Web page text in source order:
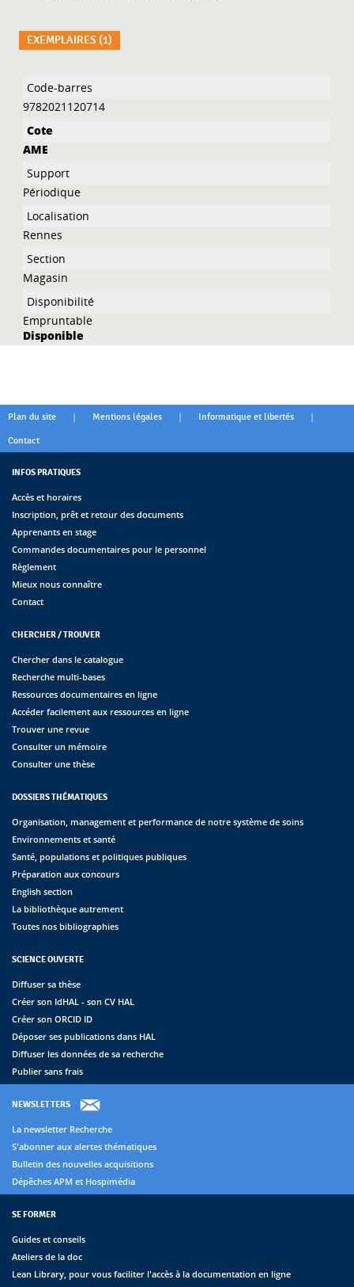
EXEMPLAIRES (1)
Liste des exemplaires
9782021120714
AME
Périodique
Rennes
Magasin
Empruntable
Disponible
Plan du site | Mentions légales | Informatique et libertés |
Contact
INFOS PRATIQUES
Accès et horaires
Inscription, prêt et retour des documents
Apprenants en stage
Commandes documentaires pour le personnel
Règlement
Mieux nous connaître
Contact
CHERCHER / TROUVER
Chercher dans le catalogue
Recherche multi-bases
Ressources documentaires en ligne
Accéder facilement aux ressources en ligne
Trouver une revue
Consulter un mémoire
Consulter une thèse
DOSSIERS THÉMATIQUES
Organisation, management et performance de notre système de soins
Environnements et santé
Santé, populations et politiques publiques
Préparation aux concours
English section
La bibliothèque autrement
Toutes nos bibliographies
SCIENCE OUVERTE
Diffuser sa thèse
Créer son IdHAL - son CV HAL
Créer son ORCID ID
Déposer ses publications dans HAL
Diffuser les données de sa recherche
Publier sans frais
NEWSLETTERS
La newsletter Recherche
S'abonner aux alertes thématiques
Bulletin des nouvelles acquisitions
Dépêches APM et Hospimédia
SE FORMER
Guides et conseils
Ateliers de la doc
Lean Library, pour vous faciliter l'accès à la documentation en ligne